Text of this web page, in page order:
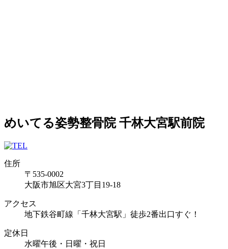
めいてる姿勢整骨院 千林大宮駅前院
住所
〒535-0002
大阪市旭区大宮3丁目19-18
アクセス
地下鉄谷町線「千林大宮駅」徒歩2番出口すぐ！
定休日
水曜午後・日曜・祝日